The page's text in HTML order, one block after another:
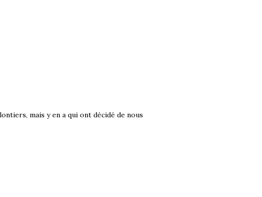
mais y en a qui ont décidé de nous